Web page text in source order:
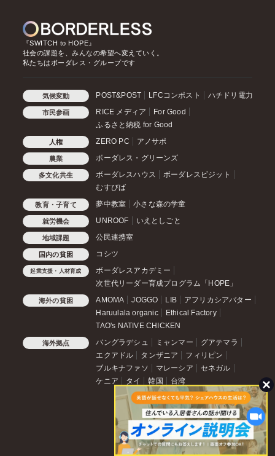
『SWITCH to HOPE』
社会の課題を、みんなの希望へ変えていく。
私たちはボーダレス・グループです
気候変動 POST&POST LFCコンポスト ハチドリ電力
市民参画 RICE メディア
For Good
ふるさと納税 for Good
人権 ZERO PC アノサポ
農業 ボーダレス・グリーンズ
多文化共生 ボーダレスハウス
ボーダレスビジット
むすびば
教育・子育て 夢中教室 小さな森の学童
就労機会 UNROOF いえとしごと
地域課題 公民連携室
国内の貧困 コシツ
起業支援・人材育成
ボーダレスアカデミー
次世代リーダー育成プログラム「HOPE」
海外の貧困 AMOMA JOGGO LIB
アフリカシアバター
Haruulala organic
Ethical Factory
TAO's NATIVE CHICKEN
海外拠点 バングラデシュ ミャンマー
グアテマラ
エクアドル
タンザニア
フィリピン
ブルキナファソ
マレーシア
セネガル
ケニア
タイ 韓国 台湾